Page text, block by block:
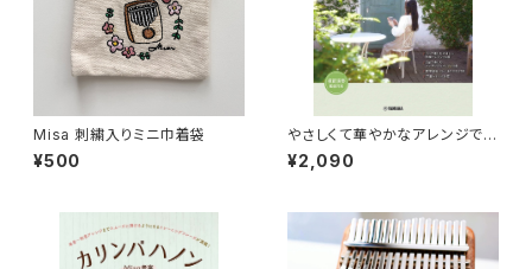
Misa 刺繍入りミニ巾着袋
¥500
やさしくて華やかなアレンジで楽
しむ Misaカリンバセレクショ
ン ～スタジオジブリ名曲集～
¥2,090